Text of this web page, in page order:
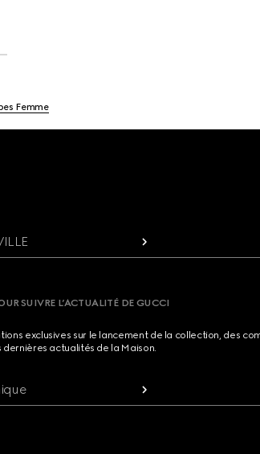
Femme
SUIVRE L’ACTUALITÉ DE GUCCI
exclusives sur le lancement de la collection, des
dernières actualités de la Maison.